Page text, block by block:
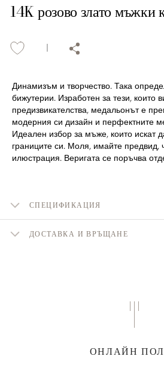
14K розово злато мъжки
Динамизъм и творчество. Така
бижутерии. Изработен за тези, които
предизвикателства, медальонът е
модерния си дизайн и перфектните
Идеален избор за мъже, които искат
границите си. Моля, имайте предвид,
илюстрация. Веригата се поръчва
СПЕЦИФИКАЦИЯ
ДОСТАВКА И ВРЪЩАНЕ
ОНЛАЙН